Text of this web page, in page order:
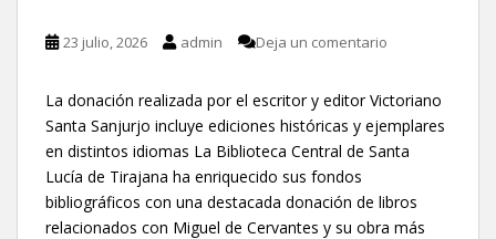
23 julio, 2026 admin Deja un comentario
La donación realizada por el escritor y editor Victoriano
Santa Sanjurjo incluye ediciones históricas y ejemplares
en distintos idiomas La Biblioteca Central de Santa
Lucía de Tirajana ha enriquecido sus fondos
bibliográficos con una destacada donación de libros
relacionados con Miguel de Cervantes y su obra más